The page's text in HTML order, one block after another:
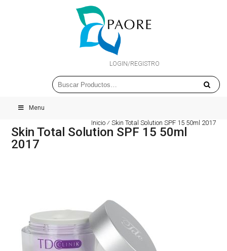
LOGIN/REGISTRO
Menu
Inicio ⁄Skin Total Solution SPF 15 50ml 2017
Skin Total Solution SPF 15 50ml
2017